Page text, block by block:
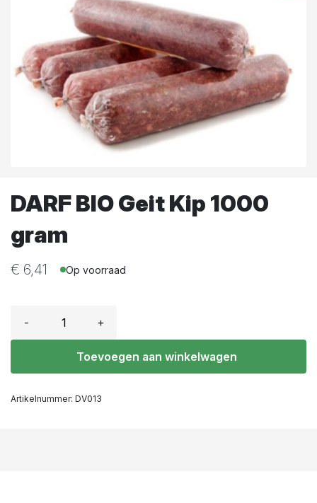
DARF BIO Geit Kip 1000
gram
€ 6,41 Op voorraad
- +
Toevoegen aan winkelwagen
Artikelnummer: DV013